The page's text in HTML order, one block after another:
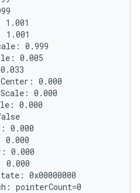
1.001
1.001
0.999
0.005
0.000
0.000
0.000
0.000
0.000
0.000
0.000
0x00000000
pointerCount=0